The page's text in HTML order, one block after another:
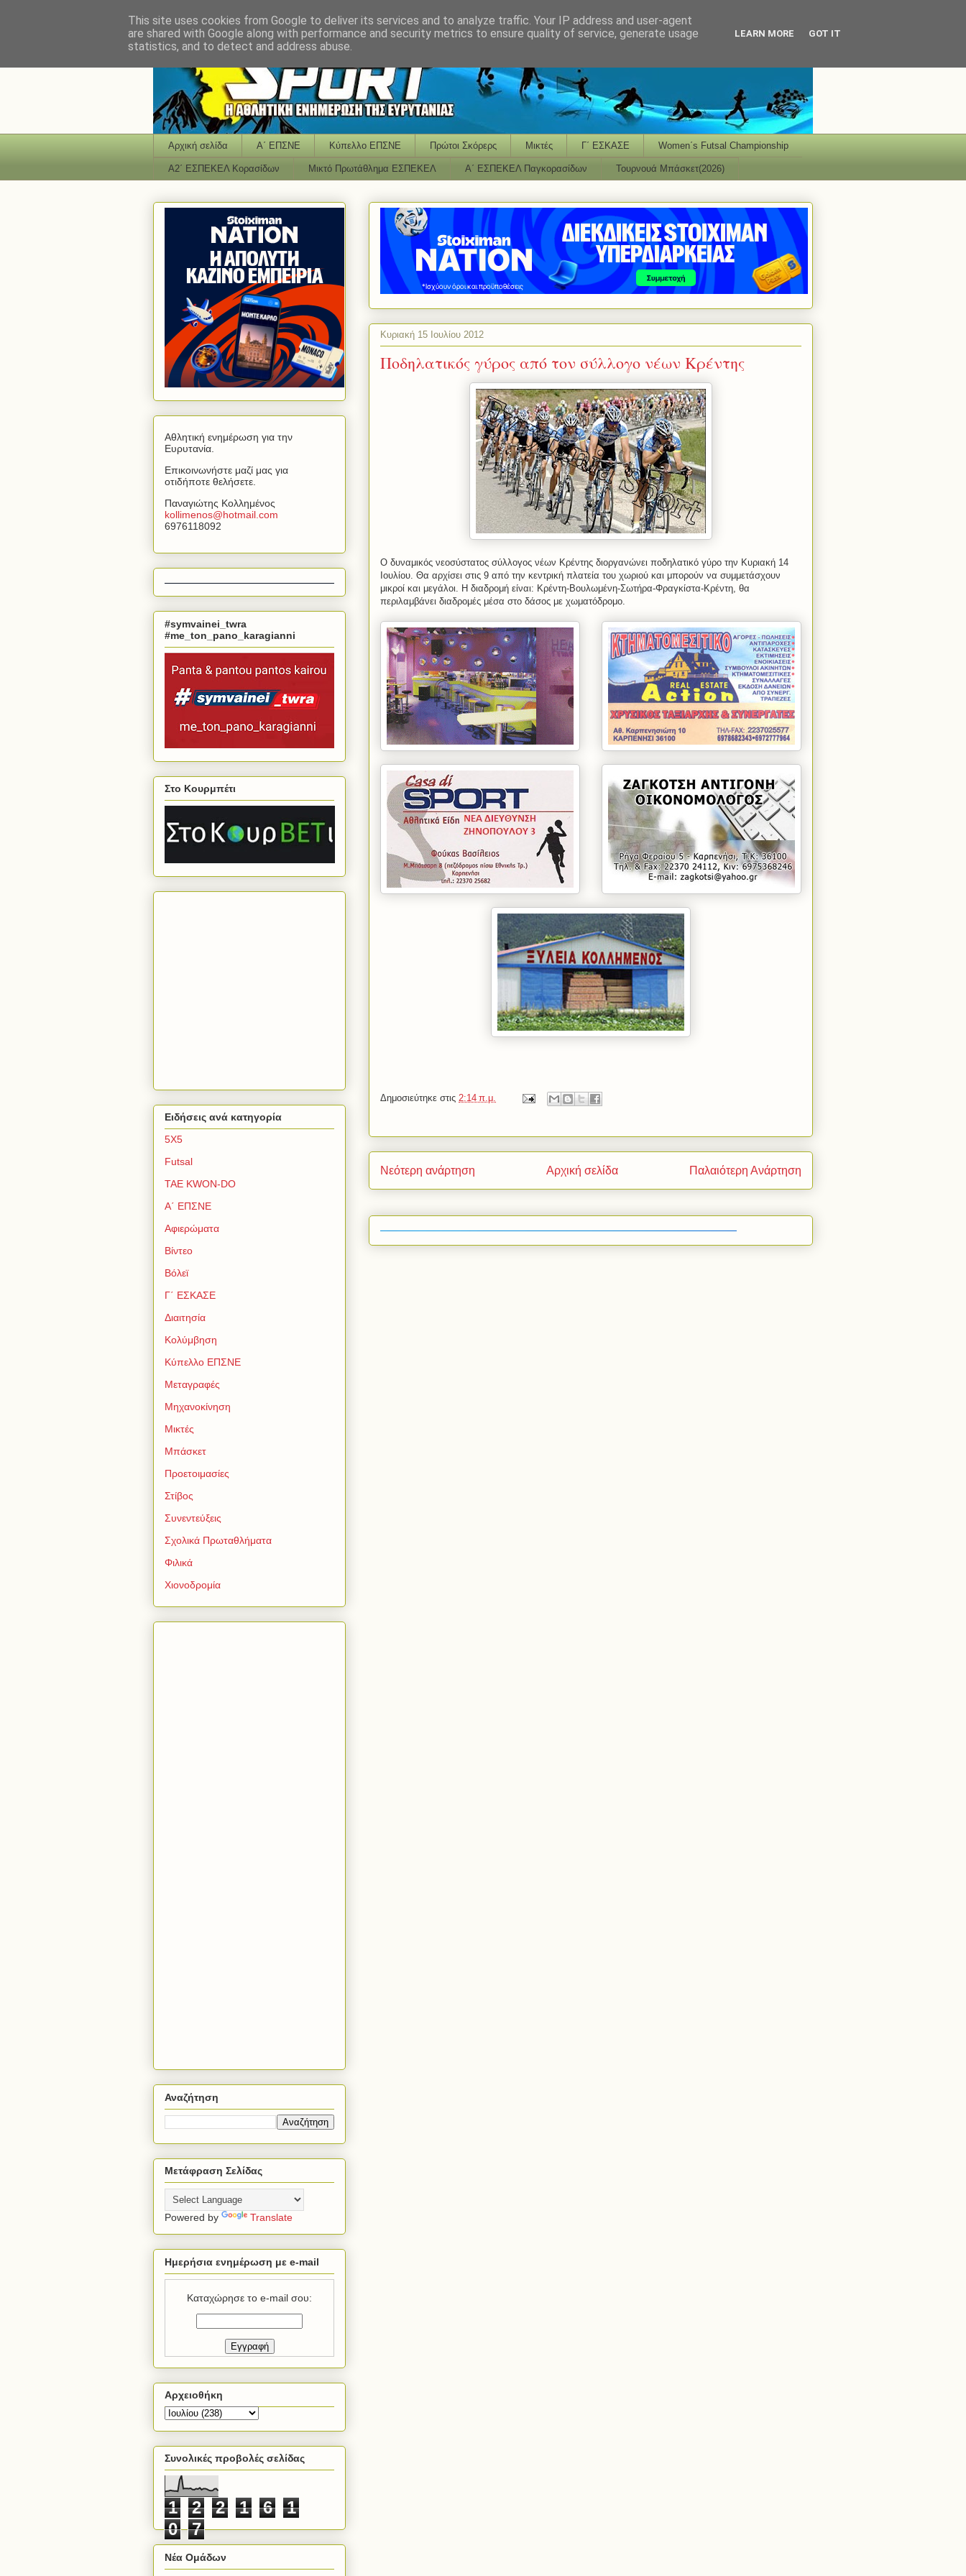
Αρχική σελίδα Α΄ ΕΠΣΝΕ Κύπελλο ΕΠΣΝΕ Πρώτοι Σκόρερς Μικτές Γ΄ ΕΣΚΑΣΕ Women΄s Futsal Championship
Α2΄ ΕΣΠΕΚΕΛ Κορασίδων Μικτό Πρωτάθλημα ΕΣΠΕΚΕΛ Α΄ ΕΣΠΕΚΕΛ Παγκορασίδων Τουρνουά Μπάσκετ(2026)
Κυριακή 15 Ιουλίου 2012
Ποδηλατικός γύρος από τον σύλλογο νέων Κρέντης
Ο δυναμικός νεοσύστατος σύλλογος νέων Κρέντης διοργανώνει ποδηλατικό γύρο την Κυριακή 14
Ιουλίου. Θα αρχίσει στις 9 από την κεντρική πλατεία του χωριού και μπορούν να συμμετάσχουν
μικροί και μεγάλοι. Η διαδρομή είναι: Κρέντη-Βουλωμένη-Σωτήρα-Φραγκίστα-Κρέντη, θα
περιλαμβάνει διαδρομές μέσα στο δάσος με χωματόδρομο.
Δημοσιεύτηκε στις 2:14 π.μ.
Νεότερη ανάρτηση Παλαιότερη Ανάρτηση
Αρχική σελίδα
Αθλητική ενημέρωση για την
Ευρυτανία.
Επικοινωνήστε μαζί μας για
οτιδήποτε θελήσετε.
Παναγιώτης Κολλημένος
kollimenos@hotmail com
6976118092
#symvainei_twra
#me_ton_pano_karagianni
Στο Κουρμπέτι
Ειδήσεις ανά κατηγορία
5Χ5
Futsal
TAE KWON-DO
Α΄ ΕΠΣΝΕ
Αφιερώματα
Βίντεο
Βόλεϊ
Γ΄ ΕΣΚΑΣΕ
Διαιτησία
Κολύμβηση
Κύπελλο ΕΠΣΝΕ
Μεταγραφές
Μηχανοκίνηση
Μικτές
Μπάσκετ
Προετοιμασίες
Στίβος
Συνεντεύξεις
Σχολικά Πρωταθλήματα
Φιλικά
Χιονοδρομία
Αναζήτηση
Μετάφραση Σελίδας
Powered by Translate
Ημερήσια ενημέρωση με e-mail
Καταχώρησε το e-mail σου:
Αρχειοθήκη
Συνολικές προβολές σελίδας
1 2 2 1 6
1
0
7
Νέα Ομάδων
This site uses cookies from Google to deliver its services and to analyze traffic. Your IP address and user-agent
are shared with Google along with performance and security metrics to ensure quality of service, generate usage
statistics, and to detect and address abuse.
LEARN MORE GOT IT